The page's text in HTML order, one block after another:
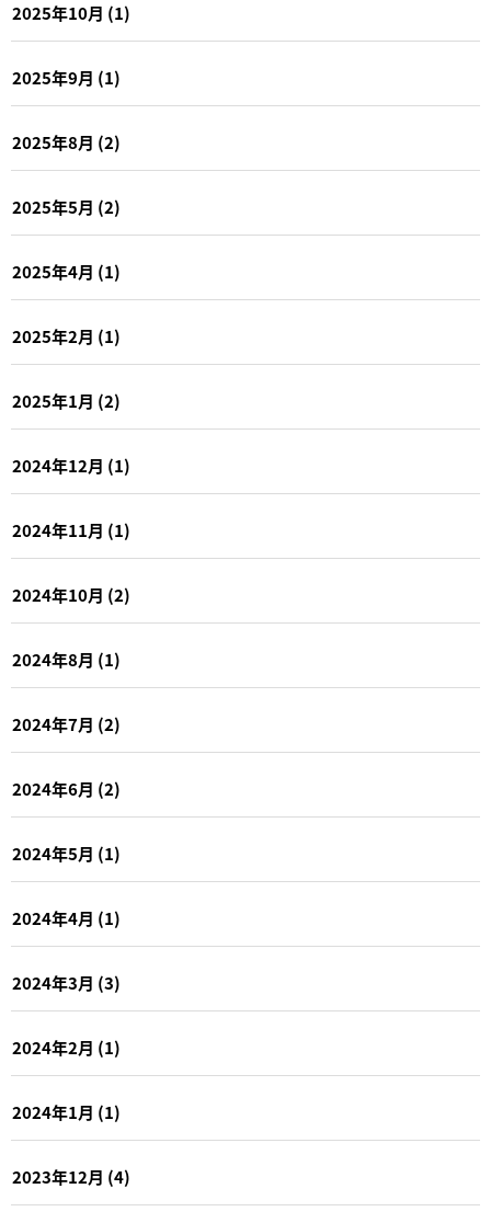
2025年10月 (1)
2025年9月 (1)
2025年8月 (2)
2025年5月 (2)
2025年4月 (1)
2025年2月 (1)
2025年1月 (2)
2024年12月 (1)
2024年11月 (1)
2024年10月 (2)
2024年8月 (1)
2024年7月 (2)
2024年6月 (2)
2024年5月 (1)
2024年4月 (1)
2024年3月 (3)
2024年2月 (1)
2024年1月 (1)
2023年12月 (4)